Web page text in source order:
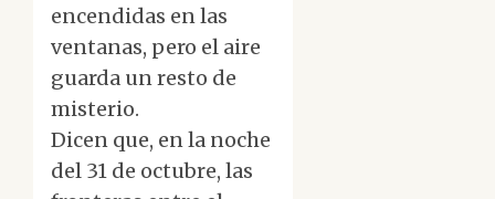
encendidas en las
ventanas, pero el aire
guarda un resto de
misterio.
Dicen que, en la noche
del 31 de octubre, las